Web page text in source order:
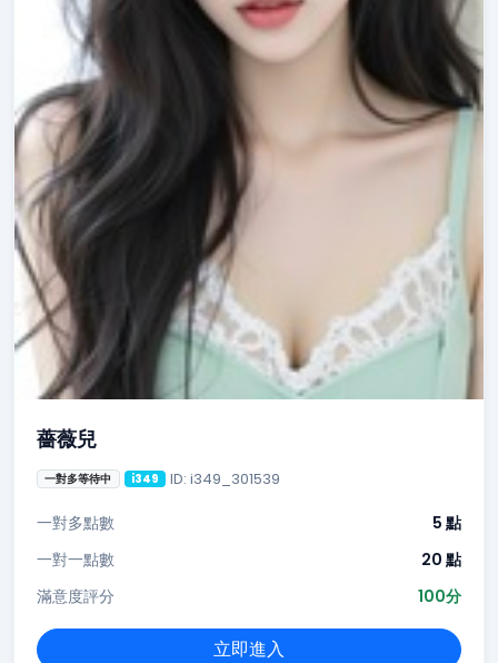
薔薇兒
一對多等待中 i349 ID: i349_301539
一對多點數
5 點
一對一點數
20 點
滿意度評分
100分
立即進入